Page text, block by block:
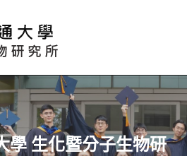
學 生化暨分子生物研